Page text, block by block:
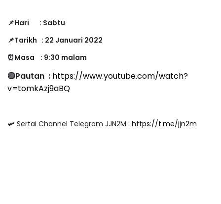
📌Hari : Sabtu
📌Tarikh : 22 Januari 2022
⏰Masa : 9:30 malam
🔴Pautan : https://www.youtube.com/watch?
v=tomkAzj9aBQ
🛩 Sertai Channel Telegram JJN2M : https://t.me/jjn2m